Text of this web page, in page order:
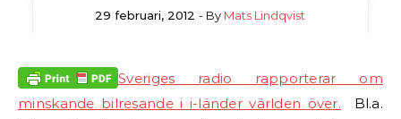
29 februari, 2012 - By Mats Lindqvist
Sveriges radio rapporterar om
minskande bilresande i i-länder världen över. Bl.a.